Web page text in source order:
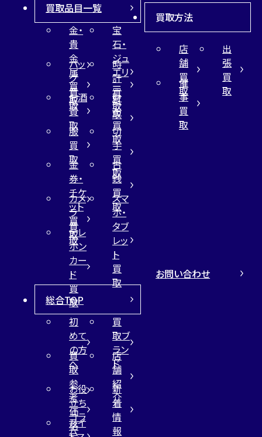
買取品目一覧
金・
貴
金
属
買
取
宝
石・
ジュ
エリ
ー
買
取
バッ
グ
買
取
時
計
買
取
お酒
買
取
財
布
買
取
服
買
取
切
手
買
取
金
券・
チケ
ット
買
取
古
銭
買
取
カメ
ラ
買
取
スマ
ホ・
タブ
レッ
ト
買
取
テレ
ホン
カー
ド
買
取
買取方法
店
舗
買
取
出
張
買
取
催
事
買
取
総合TOP
初
めて
の方
へ
買
取ブ
ラン
ド
買
取
参
考
価
格
店
舗
紹
介
お役
立ち
コラ
ム
新
着
情
報
サイ
お問い合わせ